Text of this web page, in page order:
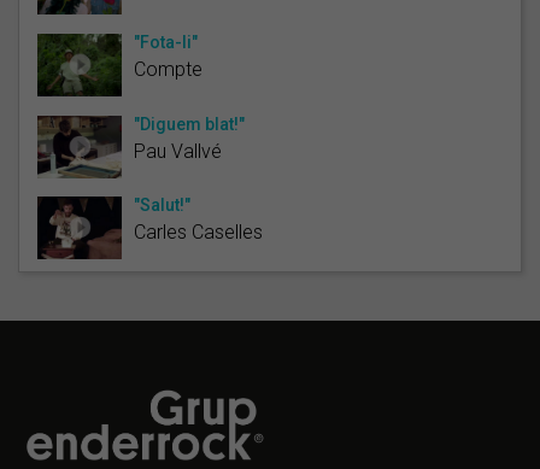
"Fota-li"
Compte
"Diguem blat!"
Pau Vallvé
"Salut!"
Carles Caselles